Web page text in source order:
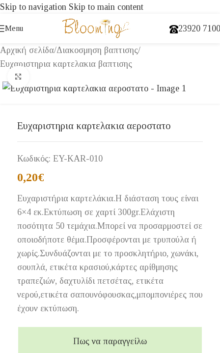
Skip to navigation Skip to main content
Menu 23920
Αρχική σελίδα/Διακοσμηση βαπτισης/
Ευχαριστηρια καρτελακια βαπτισης
Ευχαριστηρια καρτελακια αεροστατο
Κωδικός: EY-KAR-010
0,20€
Ευχαριστήρια καρτελάκια.Η διάσταση τους είναι
6×4 εκ.Εκτύπωση σε χαρτί 300gr.Ελάχιστη
ποσότητα 50 τεμάχια.Μπορεί να προσαρμοστεί σε
οποιοδήποτε θέμα.Προσφέρονται με τρυπούλα ή
χωρίς.Συνδυάζονται με το προσκλητήριο, χωνάκι,
σουπλά, ετικέτα κρασιού,κάρτες αρίθμησης
τραπεζιών, δαχτυλίδι πετσέτας, ετικέτα
νερού,ετικέτα σαπουνόφουσκας,μπομπονιέρες που
έχουν εκτύπωση.
Πως να παραγγείλω